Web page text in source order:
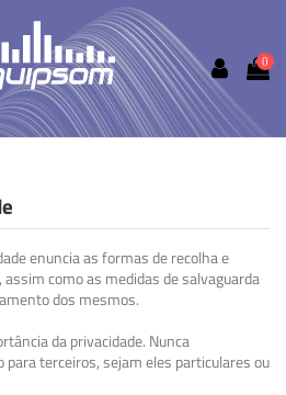
0
enuncia as formas de recolha e
como as medidas de salvaguarda
dos mesmos.
da privacidade. Nunca
terceiros, sejam eles particulares ou